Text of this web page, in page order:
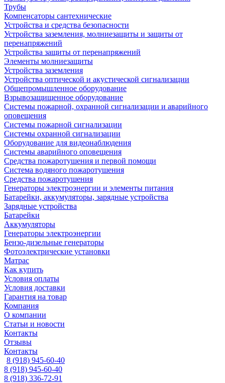
Трубы
Компенсаторы сантехнические
Устройства и средства безопасности
Устройства заземления, молниезащиты и защиты от
перенапряжений
Устройства защиты от перенапряжений
Элементы молниезащиты
Устройства заземления
Устройства оптической и акустической сигнализации
Общепромышленное оборудование
Взрывозащищенное оборудование
Системы пожарной, охранной сигнализации и аварийного
оповещения
Системы пожарной сигнализации
Системы охранной сигнализации
Оборудование для видеонаблюдения
Системы аварийного оповещения
Средства пожаротушения и первой помощи
Система водяного пожаротушения
Средства пожаротушения
Генераторы электроэнергии и элементы питания
Батарейки, аккумуляторы, зарядные устройства
Зарядные устройства
Батарейки
Аккумуляторы
Генераторы электроэнергии
Бензо-дизельные генераторы
Фотоэлектрические установки
Матрас
Как купить
Условия оплаты
Условия доставки
Гарантия на товар
Компания
О компании
Статьи и новости
Контакты
Отзывы
Контакты
8 (918) 945-60-40
8 (918) 945-60-40
8 (918) 336-72-91